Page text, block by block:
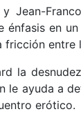
Jean-
énfasis en
entre
la
le ayuda a
erótico.